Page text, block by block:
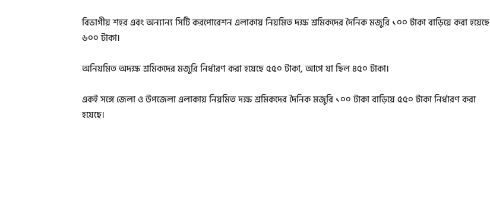
বিভাগীয় শহর এবং অন্যান্য সিটি করপোরেশন এলাকায় নিয়মিত দক্ষ শ্রমিকদের দৈনিক মজুরি ১০০ টাকা বাড়িয়ে করা হয়েছে
৬০০ টাকা।
অনিয়মিত অদক্ষ শ্রমিকদের মজুরি নির্ধারণ করা হয়েছে ৫৫০ টাকা, আগে যা ছিল ৪৫০ টাকা।
একই সঙ্গে জেলা ও উপজেলা এলাকায় নিয়মিত দক্ষ শ্রমিকদের দৈনিক মজুরি ১০০ টাকা বাড়িয়ে ৫৫০ টাকা নির্ধারণ করা
হয়েছে।